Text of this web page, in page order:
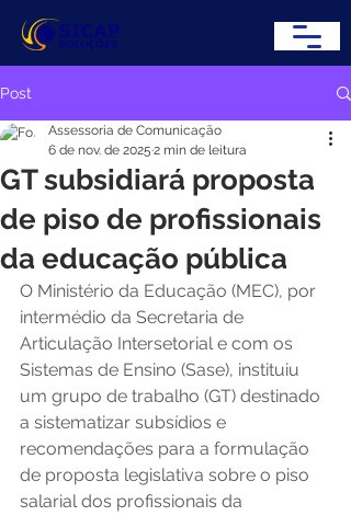
Post
GT subsidiará proposta
de piso de profissionais
da educação pública
Assessoria de Comunicação
6 de nov. de 2025 2 min de leitura
O Ministério da Educação (MEC), por
intermédio da Secretaria de
Articulação Intersetorial e com os
Sistemas de Ensino (Sase), instituiu
um grupo de trabalho (GT) destinado
a sistematizar subsídios e
recomendações para a formulação
de proposta legislativa sobre o piso
salarial dos profissionais da